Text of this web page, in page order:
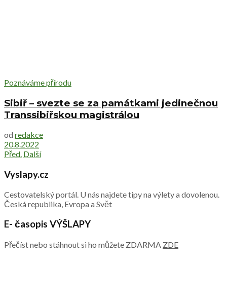
Poznáváme přírodu
Sibiř – svezte se za památkami jedinečnou
Transsibiřskou magistrálou
od redakce
20.8.2022
Před. Další
Vyslapy.cz
Cestovatelský portál. U nás najdete tipy na výlety a dovolenou.
Česká republika, Evropa a Svět
E- časopis VÝŠLAPY
Přečíst nebo stáhnout si ho můžete ZDARMA ZDE